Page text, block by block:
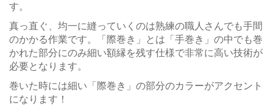
す。
真っ直ぐ、均一に縫っていくのは熟練の職人さんでも手間
のかかる作業です。「際巻き」とは「手巻き」の中でも巻
かれた部分にのみ細い額縁を残す仕様で非常に高い技術が
必要となります。
巻いた時には細い「際巻き」の部分のカラーがアクセント
になります！